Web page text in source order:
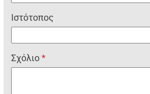
Ιστότοπος
Σχόλιο*